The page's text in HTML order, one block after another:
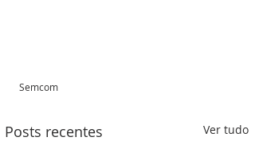
Semcom
Posts recentes Ver tudo